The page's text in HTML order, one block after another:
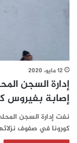
12 مايو، 2020
إدارة السجن
إصابة بفيروس
نفت إدارة السجن
كورونا في صفوف